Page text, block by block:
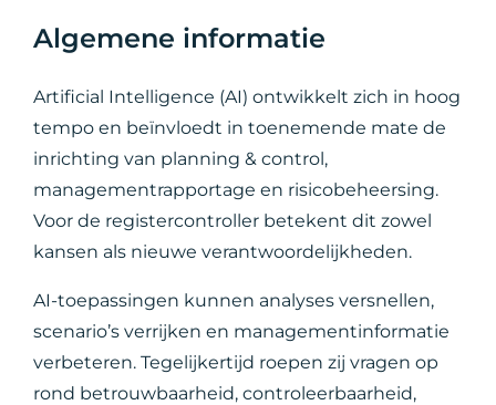
Algemene informatie
Artificial Intelligence (AI) ontwikkelt zich in hoog
tempo en beïnvloedt in toenemende mate de
inrichting van planning & control,
managementrapportage en risicobeheersing.
Voor de registercontroller betekent dit zowel
kansen als nieuwe verantwoordelijkheden.
AI-toepassingen kunnen analyses versnellen,
scenario’s verrijken en managementinformatie
verbeteren. Tegelijkertijd roepen zij vragen op
rond betrouwbaarheid, controleerbaarheid,